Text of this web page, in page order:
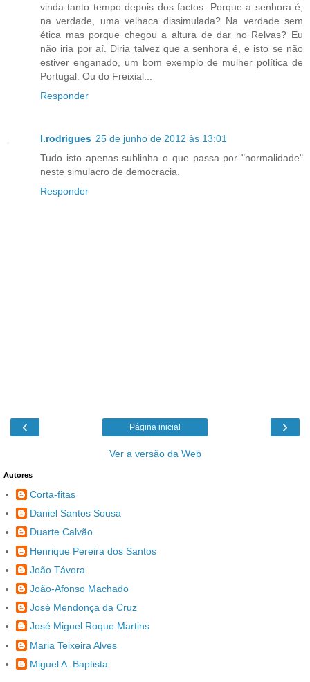
vinda tanto tempo depois dos factos. Porque a senhora é,
na verdade, uma velhaca dissimulada? Na verdade sem
ética mas porque chegou a altura de dar no Relvas? Eu
não iria por aí. Diria talvez que a senhora é, e isto se não
estiver enganado, um bom exemplo de mulher política de
Portugal. Ou do Freixial...
Responder
l.rodrigues 25 de junho de 2012 às 13:01
Tudo isto apenas sublinha o que passa por "normalidade"
neste simulacro de democracia.
Responder
‹ ›
Página inicial
Ver a versão da Web
Autores
Corta-fitas
Daniel Santos Sousa
Duarte Calvão
Henrique Pereira dos Santos
João Távora
João-Afonso Machado
José Mendonça da Cruz
José Miguel Roque Martins
Maria Teixeira Alves
Miguel A. Baptista